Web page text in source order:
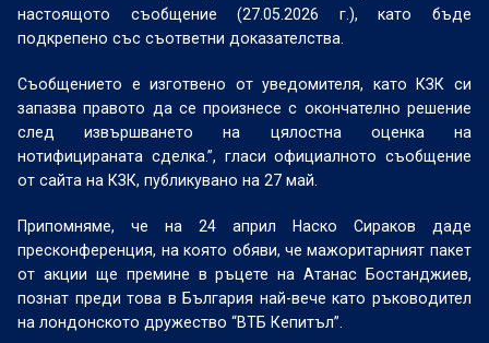
настоящото съобщение (27.05.2026 г.), като бъде
подкрепено със съответни доказателства.
Съобщението е изготвено от уведомителя, като КЗК си
запазва правото да се произнесе с окончателно решение
след извършването на цялостна оценка на
нотифицираната сделка.”, гласи официалното съобщение
от сайта на КЗК, публикувано на 27 май.
Припомняме, че на 24 април Наско Сираков даде
пресконференция, на която обяви, че мажоритарният пакет
от акции ще премине в ръцете на Атанас Бостанджиев,
познат преди това в България най-вече като ръководител
на лондонското дружество “ВТБ Кепитъл”.